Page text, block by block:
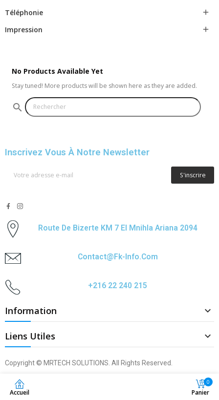
Accueil
0
Panier
Téléphonie 
Impression 
No Products Available Yet
Stay tuned! More products will be shown here as they are added.
search
Inscrivez Vous À Notre Newsletter
S'inscrire
Route De Bizerte KM 7 El Mnihla Ariana 2094
Contact@fk-Info.com
+216 22 240 215
Information 
Liens Utiles 
Copyright © MRTECH SOLUTIONS. All Rights Reserved.